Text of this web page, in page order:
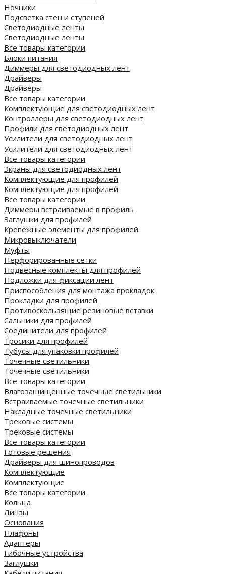
Ночники
Подсветка стен и ступеней
Светодиодные ленты
Светодиодные ленты
Все товары категории
Блоки питания
Диммеры для светодиодных лент
Драйверы
Драйверы
Все товары категории
Комплектующие для светодиодных лент
Контроллеры для светодиодных лент
Профили для светодиодных лент
Усилители для светодиодных лент
Усилители для светодиодных лент
Все товары категории
Экраны для светодиодных лент
Комплектующие для профилей
Комплектующие для профилей
Все товары категории
Диммеры встраиваемые в профиль
Заглушки для профилей
Крепежные элементы для профилей
Микровыключатели
Муфты
Перфорированные сетки
Подвесные комплекты для профилей
Подложки для фиксации лент
Приспособления для монтажа прокладок
Прокладки для профилей
Противоскользящие резиновые вставки
Сальники для профилей
Соединители для профилей
Тросики для профилей
Тубусы для упаковки профилей
Точечные светильники
Точечные светильники
Все товары категории
Влагозащищенные точечные светильники
Встраиваемые точечные светильники
Накладные точечные светильники
Трековые системы
Трековые системы
Все товары категории
Готовые решения
Драйверы для шинопроводов
Комплектующие
Комплектующие
Все товары категории
Кольца
Линзы
Основания
Плафоны
Адаптеры
Гибочные устройства
Заглушки